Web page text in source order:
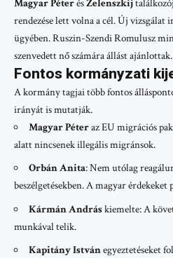
Magyar PéterésZelenszkij
rendezése lett volna a cél. Új vizsgálat
ügyében. Ruszin-Szendi Romulusz
szenvedett nő számára állást ajánlottak.
Fontos kormányzati
A kormány tagjai több fontos
irányát is mutatják.
Magyar Péteraz EU migrációs
alatt nincsenek illegális migránsok.
Orbán Anita: Nem utólag
beszélgetésekben. A magyar
Kármán Andráskiemelte: A
munkával telik.
Kapitány Istvánegyeztetéseket